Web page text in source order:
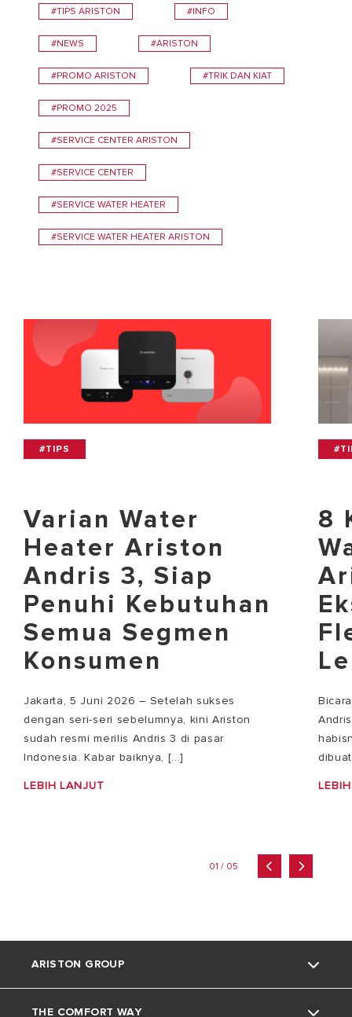
#TIPS ARISTON #INFO
#NEWS #ARISTON
#PROMO ARISTON #TRIK DAN KIAT
#PROMO 2025
#SERVICE CENTER ARISTON
#SERVICE CENTER
#SERVICE WATER HEATER
#SERVICE WATER HEATER ARISTON
#TIPS
Varian Water
Heater Ariston
Andris 3, Siap
Penuhi Kebutuhan
Semua Segmen
Konsumen
Jakarta, 5 Juni 2026 – Setelah sukses
dengan seri-seri sebelumnya, kini Ariston
sudah resmi merilis Andris 3 di pasar
Indonesia. Kabar baiknya, [...]
LEBIH LANJUT
8
01 / 05
ARISTON GROUP
THE COMFORT WAY